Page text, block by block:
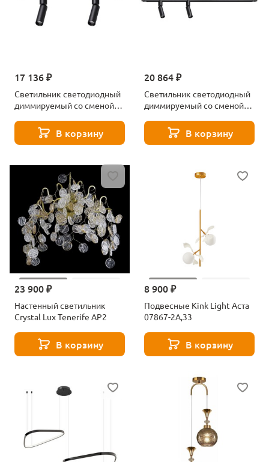
17 136 ₽
Светильник светодиодный
диммируемый со сменой
пультом ДУ Novotech GLAT
359373
В корзину
20 864 ₽
Светильник светодиодный
диммируемый со сменой
пультом ДУ Novotech GLAT
359374
В корзину
23 900 ₽
Настенный светильник
Crystal Lux Tenerife AP2
В корзину
8 900 ₽
Подвесные Kink Light Аста
07867-2A,33
В корзину